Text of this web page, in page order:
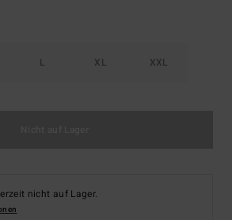
L XL XXL
nicht auf Lager.